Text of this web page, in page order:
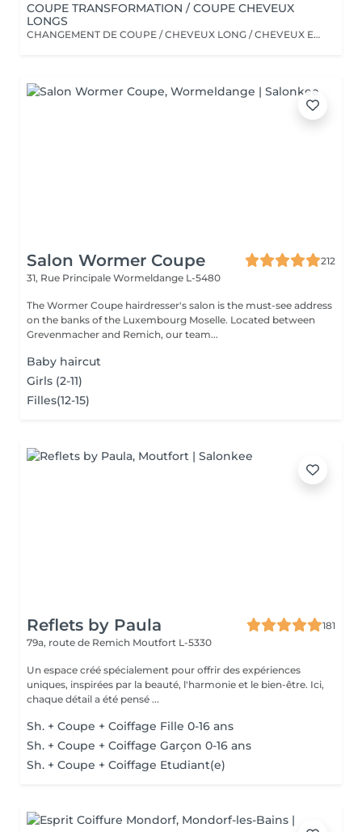
COUPE TRANSFORMATION / COUPE CHEVEUX
LONGS
CHANGEMENT DE COUPE / CHEVEUX LONG / CHEVEUX EPAIS
Salon Wormer Coupe
212
31, Rue Principale Wormeldange L-5480
The Wormer Coupe hairdresser's salon is the must-see address
on the banks of the Luxembourg Moselle. Located between
Grevenmacher and Remich, our team...
Baby haircut
Girls (2-11)
Filles(12-15)
Reflets by Paula
181
79a, route de Remich Moutfort L-5330
Un espace créé spécialement pour offrir des expériences
uniques, inspirées par la beauté, l'harmonie et le bien-être. Ici,
chaque détail a été pensé ...
Sh. + Coupe + Coiffage Fille 0-16 ans
Sh. + Coupe + Coiffage Garçon 0-16 ans
Sh. + Coupe + Coiffage Etudiant(e)